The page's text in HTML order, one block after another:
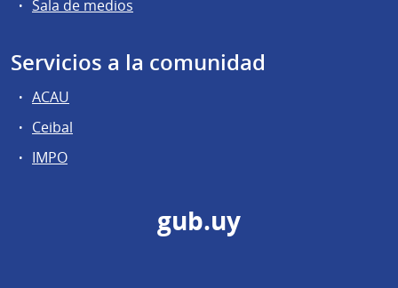
Sala de medios
Servicios a la comunidad
ACAU
Ceibal
IMPO
gub.uy